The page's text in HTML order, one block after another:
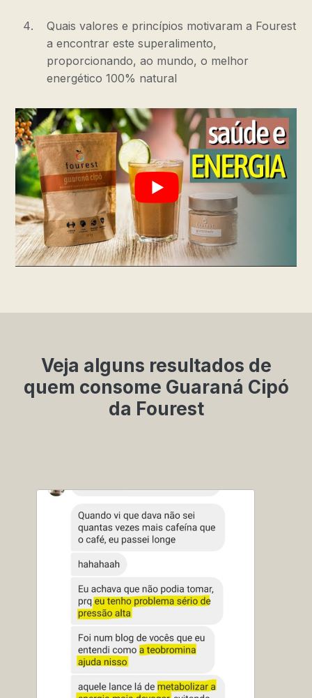
Quais valores e princípios motivaram a Fourest
a encontrar este superalimento,
proporcionando, ao mundo, o melhor
energético 100% natural
Veja alguns resultados de
quem consome Guaraná Cipó
da Fourest